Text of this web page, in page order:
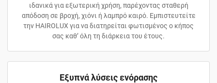
ιδανικά για εξωτερική χρήση, παρέχοντας σταθερή
απόδοση σε βροχή, χιόνι ή λαμπρό καιρό. Εμπιστευτείτε
την HAIROLUX για να διατηρείται φωτισμένος ο κήπος
σας καθ’ όλη τη διάρκεια του έτους.
Εξυπνά λύσεις ενόρασης